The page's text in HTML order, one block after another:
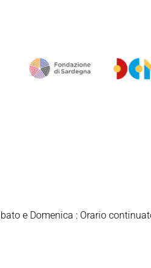
e Domenica : Orario